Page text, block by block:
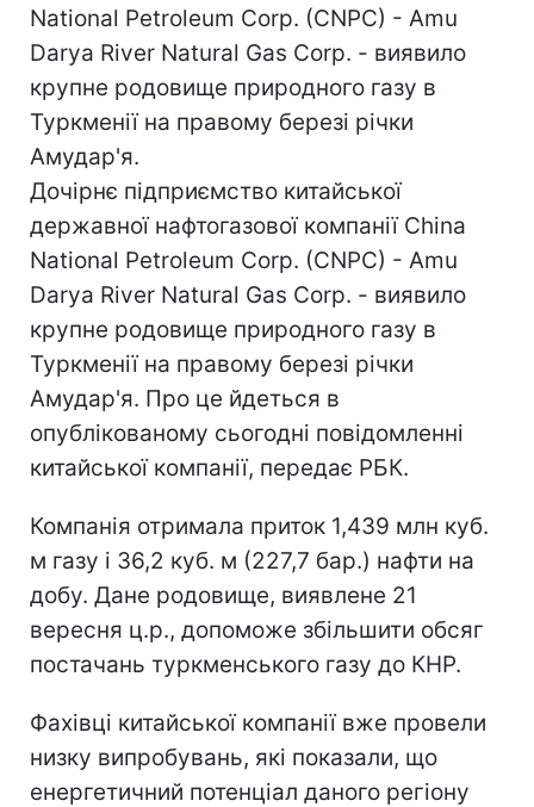
National Petroleum Corp. (CNPC) - Amu
Darya River Natural Gas Corp. - виявило
крупне родовище природного газу в
Туркменії на правому березі річки
Амудар'я.
Дочірнє підприємство китайської
державної нафтогазової компанії China
National Petroleum Corp. (CNPC) - Amu
Darya River Natural Gas Corp. - виявило
крупне родовище природного газу в
Туркменії на правому березі річки
Амудар'я. Про це йдеться в
опублікованому сьогодні повідомленні
китайської компанії, передає РБК.
Компанія отримала приток 1,439 млн куб.
м газу і 36,2 куб. м (227,7 бар.) нафти на
добу. Дане родовище, виявлене 21
вересня ц.р., допоможе збільшити обсяг
постачань туркменського газу до КНР.
Фахівці китайської компанії вже провели
низку випробувань, які показали, що
енергетичний потенціал даного регіону